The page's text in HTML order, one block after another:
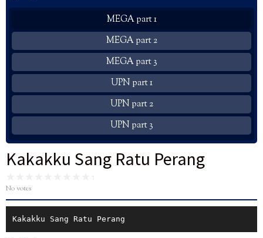
MEGA part 1
MEGA part 2
MEGA part 3
UPN part 1
UPN part 2
UPN part 3
Kakakku Sang Ratu Perang
No votes
Kakakku Sang Ratu Perang